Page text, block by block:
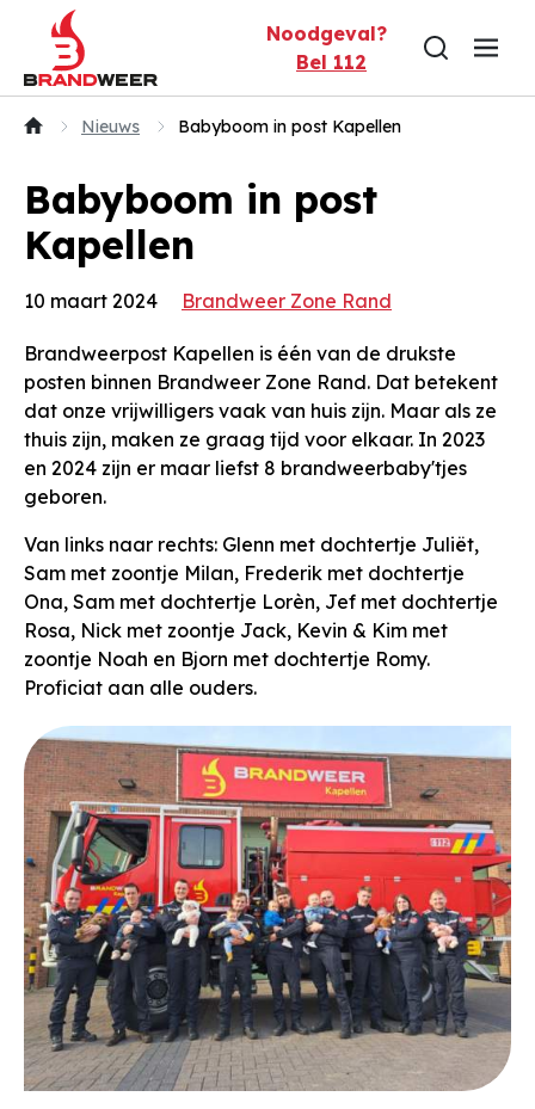
Naar inhoud
Noodgeval?
Bel 112
Nieuws Babyboom in post Kapellen
Babyboom in post
Kapellen
10 maart 2024 Brandweer Zone Rand
Brandweerpost Kapellen is één van de drukste
posten binnen Brandweer Zone Rand. Dat betekent
dat onze vrijwilligers vaak van huis zijn. Maar als ze
thuis zijn, maken ze graag tijd voor elkaar. In 2023
en 2024 zijn er maar liefst 8 brandweerbaby'tjes
geboren.
Van links naar rechts: Glenn met dochtertje Juliët,
Sam met zoontje Milan, Frederik met dochtertje
Ona, Sam met dochtertje Lorèn, Jef met dochtertje
Rosa, Nick met zoontje Jack, Kevin & Kim met
zoontje Noah en Bjorn met dochtertje Romy.
Proficiat aan alle ouders.